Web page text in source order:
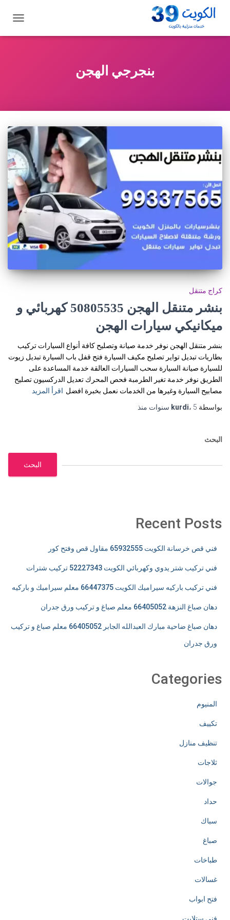
التنقل
بنجرجي الهجن
كراج متنقل
بنشر متنقل الهجن 50805535‬ كهربائي و
ميكانيكي سيارات الهجن
بنشر متنقل الهجن نوفر خدمة صيانة وتصليح كافة أنواع السيارات تركيب
بطاريات تبديل تواير تصليح مكيف السيارة فتح قفل باب السيارة تبديل زيوت
للسيارة صيانة السيارة سحب السيارات العالقة خدمة المساعدة على
الطريق نوفر خدمة تغير الطرمبة فحص المحرك تعديل الدركسيون تصليح
مصابيح السيارة وغيرها من الخدمات نعمل بخبرة افضل اقرأ المزيد
بواسطة
kurdi، 5 سنوات منذ
البحث
البحث
Recent Posts
فني قص خرسانة الكويت 65932555 مقاول قص وفتح كور
فني تركيب شتر يدوي وكهربائي الكويت 52227343 تركيب شترات
فني تركيب باركيه سيراميك الكويت 66447375 معلم سيراميك و باركيه
دهان صباغ النزهة 66405052 معلم صباغ و تركيب ورق جدران
دهان صباغ ضاحية مبارك العبدالله الجابر 66405052 معلم صباغ و تركيب
ورق جدران
Categories
المنيوم
تكييف
تنظيف منازل
ثلاجات
جوالات
حداد
سباك
صباغ
طباخات
غسالات
فتح ابواب
فني ستلايت